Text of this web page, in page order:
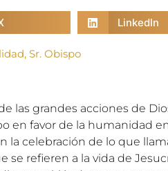
LinkedIn
, Sr. Obispo
las grandes acciones de
en favor de la humanidad
la celebración de lo que
se refieren a la vida de